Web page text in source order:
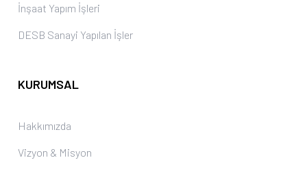
İnşaat Yapım İşleri
DESB Sanayi Yapılan İşler
KURUMSAL
Hakkımızda
Vizyon & Misyon